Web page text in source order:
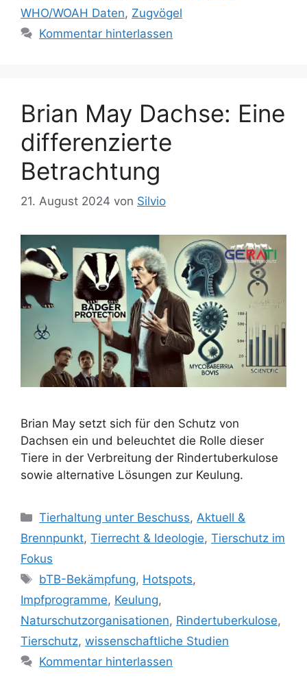
WHO/WOAH Daten, Zugvögel
Kommentar hinterlassen
Brian May Dachse: Eine
differenzierte
Betrachtung
21. August 2024 von Silvio
Brian May setzt sich für den Schutz von
Dachsen ein und beleuchtet die Rolle dieser
Tiere in der Verbreitung der Rindertuberkulose
sowie alternative Lösungen zur Keulung.
Kategorien
Tierhaltung unter Beschuss, Aktuell &
Brennpunkt, Tierrecht & Ideologie, Tierschutz im
Fokus
Schlagwörter
bTB-Bekämpfung, Hotspots,
Impfprogramme, Keulung,
Naturschutzorganisationen, Rindertuberkulose,
Tierschutz, wissenschaftliche Studien
Kommentar hinterlassen